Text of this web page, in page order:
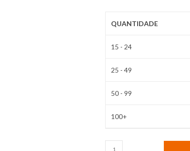
QUANTIDADE
15 - 24
25 - 49
50 - 99
100+
Quantidade